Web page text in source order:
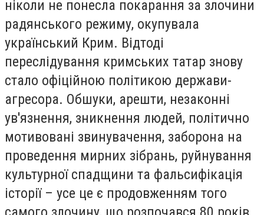
ніколи не понесла покарання за злочини
радянського режиму, окупувала
український Крим. Відтоді
переслідування кримських татар знову
стало офіційною політикою держави-
агресора. Обшуки, арешти, незаконні
ув'язнення, зникнення людей, політично
мотивовані звинувачення, заборона на
проведення мирних зібрань, руйнування
культурної спадщини та фальсифікація
історії – усе це є продовженням того